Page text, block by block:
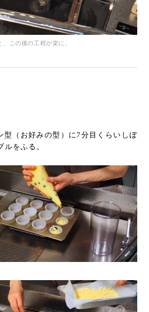
この後の工程が楽に。
（お好みの型）に7分目くらいしぼ
ルをふる。